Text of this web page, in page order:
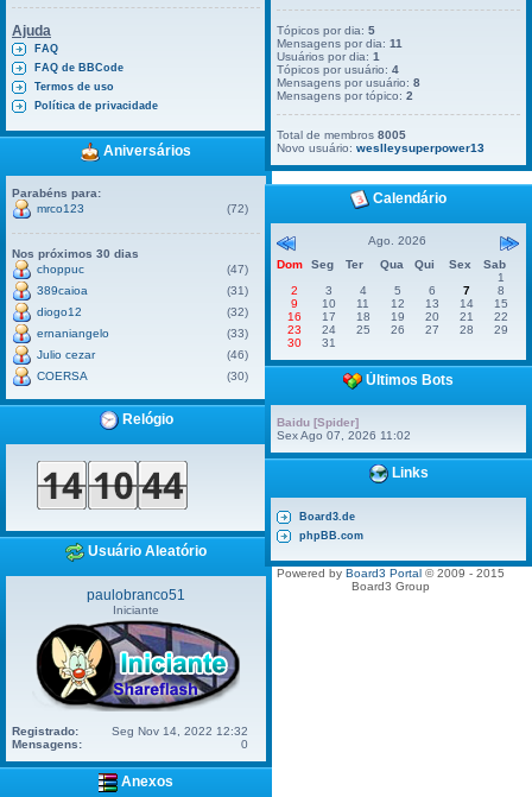
Ajuda
FAQ
FAQ de BBCode
Termos de uso
Política de privacidade
Aniversários
Parabéns para:
mrco123
(72)
Nos próximos 30 dias
choppuc
(47)
389caioa
(31)
diogo12
(32)
ernaniangelo
(33)
Julio cezar
(46)
COERSA
(30)
Relógio
Usuário Aleatório
paulobranco51
Iniciante
Registrado:
Seg Nov 14, 2022 12:32
Mensagens:
0
Anexos
Tópicos por dia:5
Mensagens por dia:11
Usuários por dia:1
Tópicos por usuário:4
Mensagens por usuário:8
Mensagens por tópico:2
Total de membros8005
Novo usuário:weslleysuperpower13
Calendário
Ago. 2026
Dom
Seg Ter Qua Qui Sex
Sab
1
2
3 4 5 6 7
8
9
10 11 12 13 14
15
16
17 18 19 20 21
22
23
24 25 26 27 28
29
30
31
Últimos Bots
Baidu [Spider]
Sex Ago 07, 2026 11:02
Links
Board3.de
phpBB.com
Powered by Board3 Portal© 2009 - 2015
Board3 Group